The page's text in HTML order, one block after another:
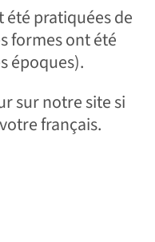
été pratiquées de
formes ont été
époques).
sur notre site si
français.